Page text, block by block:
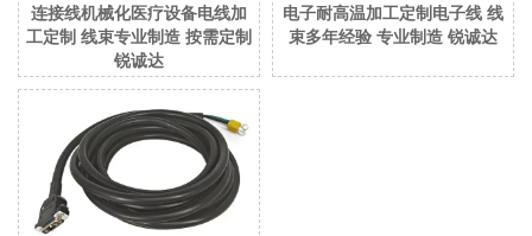
连接线机械化医疗设备电线加
工定制 线束专业制造 按需定制
锐诚达
电子耐高温加工定制电子线 线
束多年经验 专业制造 锐诚达